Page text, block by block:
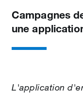
Campagnes
une
L'application